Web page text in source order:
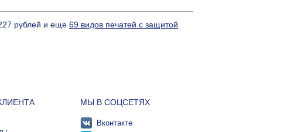
рублей и еще 69 видов печатей с защитой
МЫ В СОЦСЕТЯХ
Вконтакте